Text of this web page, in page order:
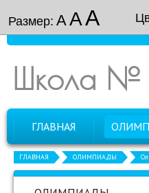
Размер: ААА
Школа №
ГЛАВНАЯ
ГЛАВНАЯ ОЛИМПИАДЫ